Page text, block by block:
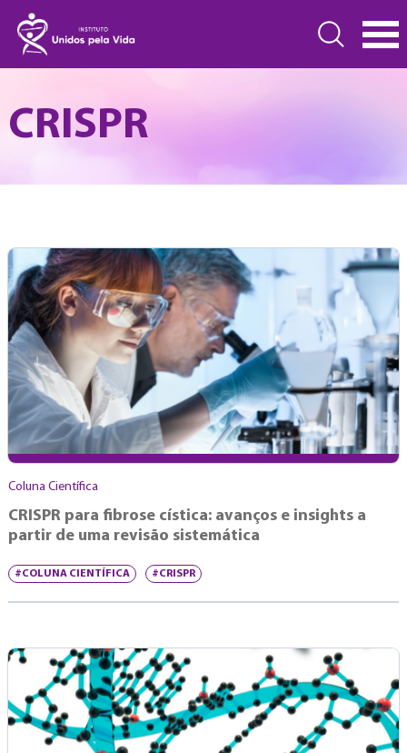
CRISPR
Coluna Científica
CRISPR para fibrose cística: avanços e insights a
partir de uma revisão sistemática
#COLUNA CIENTÍFICA #CRISPR